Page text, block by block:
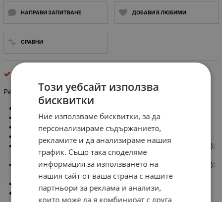
НАПРАВИ ЗАПИТВАНЕ ДОБАВИ В ЛЮБИМИ
СРАВНИ
Реле R15 бобина 48V DC 10A 3PDT RELPOL
Тип реле: електромагнитно
Конф. на контактите: 3PDT
Товароспособност на контактите АС (при активен товар):
10 A / 250V AC
Товароспособност на контактите DC (при активен товар):
10 A / 24V DC
Ток през контактите макс.: 20A
Напрежение на комутация max 250V DC, max: 440V AC
Този уебсайт използва
бисквитки
Ние използваме бисквитки, за да
персонализираме съдържанието,
рекламите и да анализираме нашия
трафик. Също така споделяме
информация за използването на
нашия сайт от ваша страна с нашите
партньори за реклама и анализи,
които може да я комбинират с друга